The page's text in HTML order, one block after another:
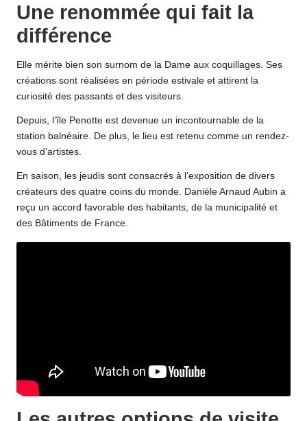
Une renommée qui fait la
différence
Elle mérite bien son surnom de la Dame aux coquillages. Ses
créations sont réalisées en période estivale et attirent la
curiosité des passants et des visiteurs.
Depuis, l’île Penotte est devenue un incontournable de la
station balnéaire. De plus, le lieu est retenu comme un rendez-
vous d’artistes.
En saison, les jeudis sont consacrés à l’exposition de divers
créateurs des quatre coins du monde. Danièle Arnaud Aubin a
reçu un accord favorable des habitants, de la municipalité et
des Bâtiments de France.